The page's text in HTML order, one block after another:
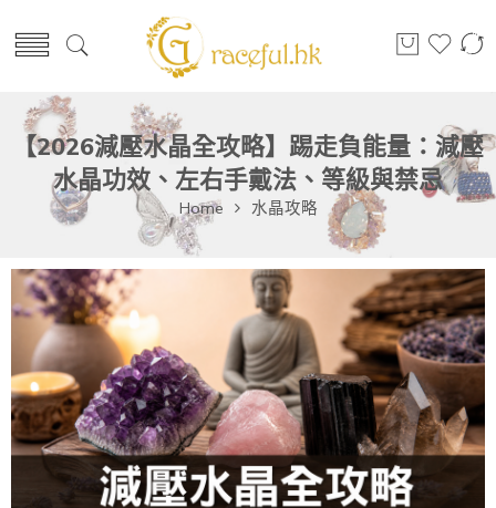
【2026減壓水晶全攻略】踢走負能量：減壓
水晶功效、左右手戴法、等級與禁忌
Home 水晶攻略